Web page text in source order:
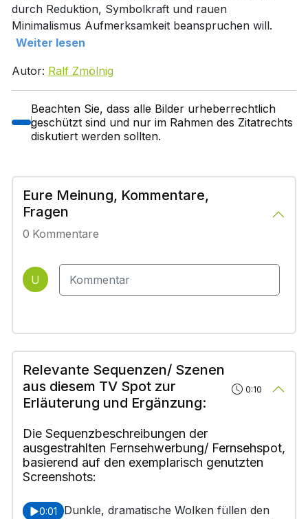
durch Reduktion, Symbolkraft und rauen
Minimalismus Aufmerksamkeit beanspruchen will.
Weiter lesen
Autor: Ralf Zmölnig
Beachten Sie, dass alle Bilder urheberrechtlich
geschützt sind und nur im Rahmen des Zitatrechts
diskutiert werden sollten.
Eure Meinung, Kommentare,
Fragen
0 Kommentare
U
Relevante Sequenzen/ Szenen
aus diesem TV Spot zur
Erläuterung und Ergänzung:
0:10
Die Sequenzbeschreibungen der
ausgestrahlten Fernsehwerbung/ Fernsehspot,
basierend auf den exemplarisch genutzten
Screenshots:
0:01
Dunkle, dramatische Wolken füllen den